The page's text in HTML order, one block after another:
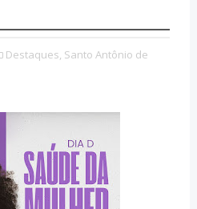
Destaques, Santo Antônio de